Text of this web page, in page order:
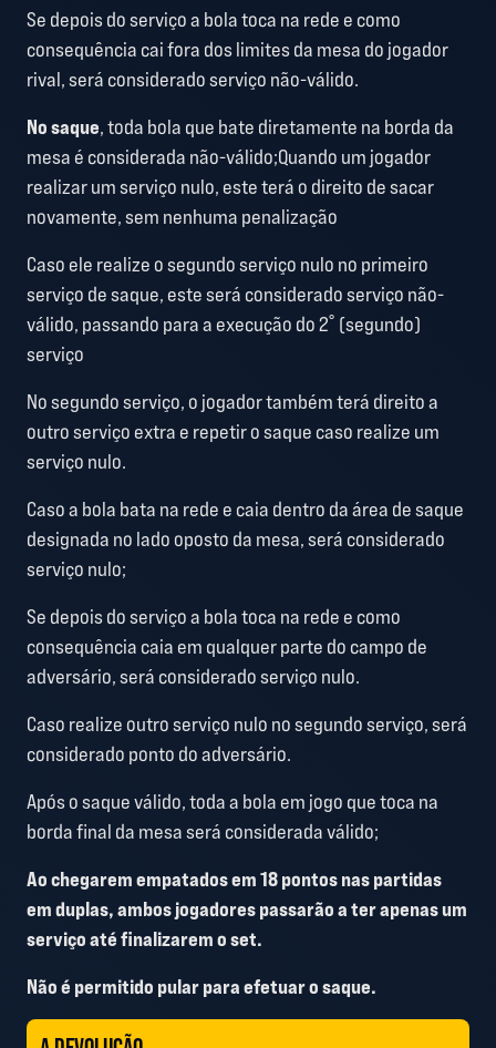
Se depois do serviço a bola toca na rede e como
consequência cai fora dos limites da mesa do jogador
rival, será considerado serviço não-válido.
No saque, toda bola que bate diretamente na borda da
mesa é considerada não-válido;Quando um jogador
realizar um serviço nulo, este terá o direito de sacar
novamente, sem nenhuma penalização
Caso ele realize o segundo serviço nulo no primeiro
serviço de saque, este será considerado serviço não-
válido, passando para a execução do 2˚ (segundo)
serviço
No segundo serviço, o jogador também terá direito a
outro serviço extra e repetir o saque caso realize um
serviço nulo.
Caso a bola bata na rede e caia dentro da área de saque
designada no lado oposto da mesa, será considerado
serviço nulo;
Se depois do serviço a bola toca na rede e como
consequência caia em qualquer parte do campo de
adversário, será considerado serviço nulo.
Caso realize outro serviço nulo no segundo serviço, será
considerado ponto do adversário.
Após o saque válido, toda a bola em jogo que toca na
borda final da mesa será considerada válido;
Ao chegarem empatados em 18 pontos nas partidas
em duplas, ambos jogadores passarão aterapenas um
serviço até finalizarem o set.
Não é permitido pular para efetuar o saque.